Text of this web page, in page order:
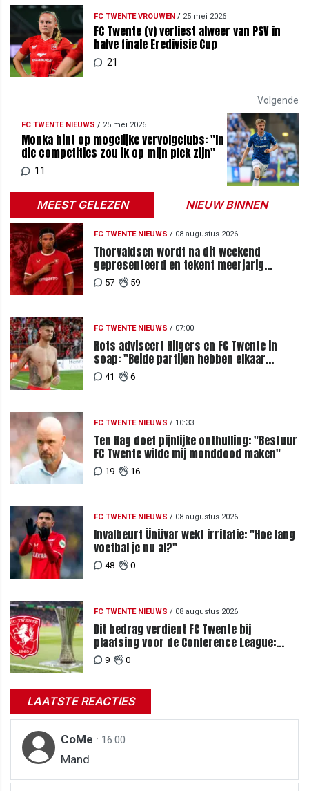
FC TWENTE VROUWEN/ 25 mei 2026
FC Twente (v) verliest alweer van PSV in
halve finale Eredivisie Cup
21
Volgende
FC TWENTE NIEUWS / 25 mei 2026
Monka hint op mogelijke vervolgclubs: "In
die competities zou ik op mijn plek zijn"
11
MEEST GELEZEN NIEUW BINNEN
FC TWENTE NIEUWS / 08 augustus 2026
Thorvaldsen wordt na dit weekend
gepresenteerd en tekent meerjarig
contract bij FC Twente
57 59
FC TWENTE NIEUWS / 07:00
Rots adviseert Hilgers en FC Twente in
soap: "Beide partijen hebben elkaar
teleurgesteld"
41 6
FC TWENTE NIEUWS / 10:33
Ten Hag doet pijnlijke onthulling: "Bestuur
FC Twente wilde mij monddood maken"
19 16
FC TWENTE NIEUWS / 08 augustus 2026
Invalbeurt Ünüvar wekt irritatie: "Hoe lang
voetbal je nu al?"
48 0
FC TWENTE NIEUWS / 08 augustus 2026
Dit bedrag verdient FC Twente bij
plaatsing voor de Conference League:
zoveel loopt het mis bij uitschakeling
9 0
LAATSTE REACTIES
CoMe · 16:00
Mand